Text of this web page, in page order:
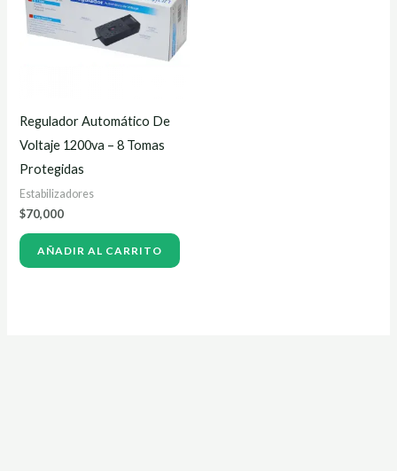
Regulador Automático De
Voltaje 1200va – 8 Tomas
Protegidas
Estabilizadores
$70,000
AÑADIR AL CARRITO